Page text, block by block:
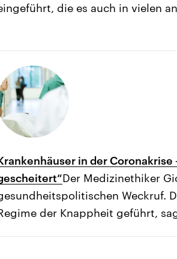
die es auch in vielen
in der
Der Medizinethiker
Weckruf.
der Knappheit geführt,